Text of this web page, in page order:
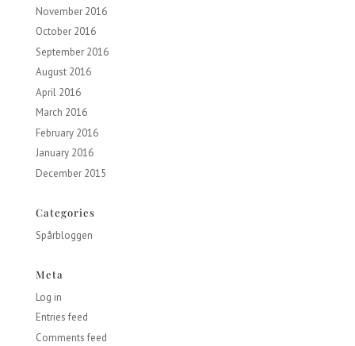
November 2016
October 2016
September 2016
August 2016
April 2016
March 2016
February 2016
January 2016
December 2015
Categories
Spårbloggen
Meta
Log in
Entries feed
Comments feed